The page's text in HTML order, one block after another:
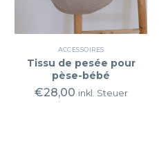
ACCESSOIRES
Tissu de pesée pour
pèse-bébé
€28,00 inkl. Steuer